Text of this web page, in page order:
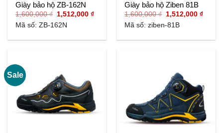
Giày bảo hộ ZB-162N
1,600,000₫ Giá
gốc
là:
1,512,000₫Giá
1,512,000 ₫.
Mã số: ZB-162N
Giày bảo hộ Ziben 81B
1,600,000₫ Giá
gốc
là:
1,512,000₫Giá
Mã số: ziben-81B
Sale